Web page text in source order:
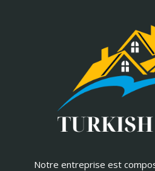
Notre entreprise est